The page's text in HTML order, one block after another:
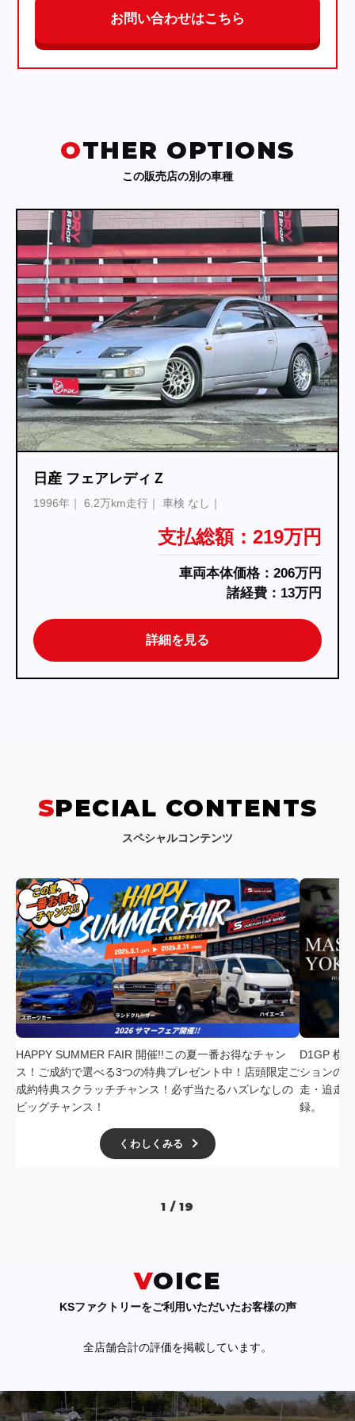
お問い合わせはこちら
OTHER OPTIONS
この販売店の別の車種
日産 フェアレディＺ
1996年 6.2万km走行 車検 なし
支払総額：219万円
車両本体価格：206万円
諸経費：13万円
詳細を見る
SPECIAL CONTENTS
スペシャルコンテンツ
HAPPY SUMMER FAIR 開催!!この夏一番お得なチャン
ス！ご成約で選べる3つの特典プレゼント中！店頭限定ご
成約特典スクラッチチャンス！必ず当たるハズレなしの
ビッグチャンス！
くわしくみる
D1GP 横
ションの
走・追走
録。
1 / 19
VOICE
KSファクトリーをご利用いただいたお客様の声
全店舗合計の評価を掲載しています。